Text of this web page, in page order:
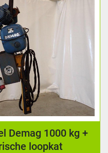
Demag 1000 kg +
loopkat